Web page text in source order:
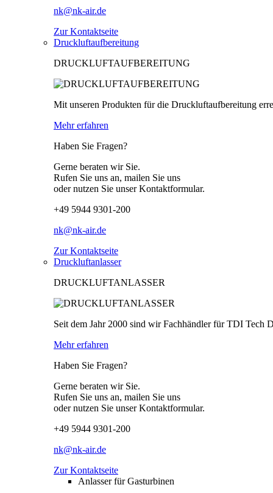
nk@nk-air.de
Zur Kontaktseite
Druckluftaufbereitung
DRUCKLUFTAUFBEREITUNG
Mit unseren Produkten für die Druckluftaufbereitung
Mehr erfahren
Haben Sie Fragen?
Gerne beraten wir Sie.
Rufen Sie uns an, mailen Sie uns
oder nutzen Sie unser Kontaktformular.
+49 5944 9301-200
nk@nk-air.de
Zur Kontaktseite
Druckluftanlasser
DRUCKLUFTANLASSER
Seit dem Jahr 2000 sind wir Fachhändler für TDI Tech
Mehr erfahren
Haben Sie Fragen?
Gerne beraten wir Sie.
Rufen Sie uns an, mailen Sie uns
oder nutzen Sie unser Kontaktformular.
+49 5944 9301-200
nk@nk-air.de
Zur Kontaktseite
Anlasser für Gasturbinen